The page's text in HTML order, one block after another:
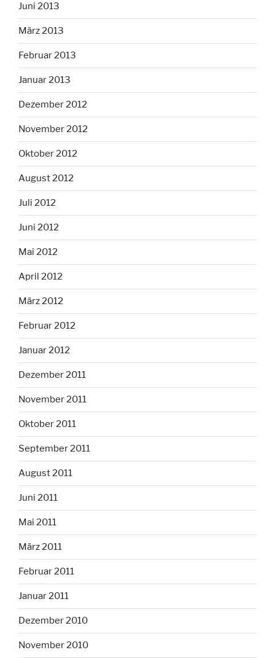
Juni 2013
März 2013
Februar 2013
Januar 2013
Dezember 2012
November 2012
Oktober 2012
August 2012
Juli 2012
Juni 2012
Mai 2012
April 2012
März 2012
Februar 2012
Januar 2012
Dezember 2011
November 2011
Oktober 2011
September 2011
August 2011
Juni 2011
Mai 2011
März 2011
Februar 2011
Januar 2011
Dezember 2010
November 2010